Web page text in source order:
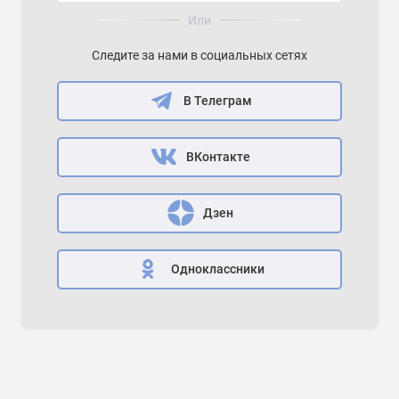
Или
Следите за нами в социальных сетях
В Телеграм
ВКонтакте
Дзен
Одноклассники